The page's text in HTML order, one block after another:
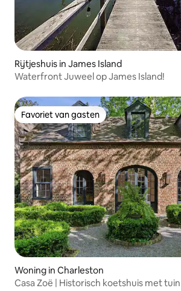
Rijtjeshuis in James Island
Waterfront Juweel op James Island!
Favoriet van gasten
Favoriet van gasten
Woning in Charleston
Casa Zoë | Historisch koetshuis met tuin